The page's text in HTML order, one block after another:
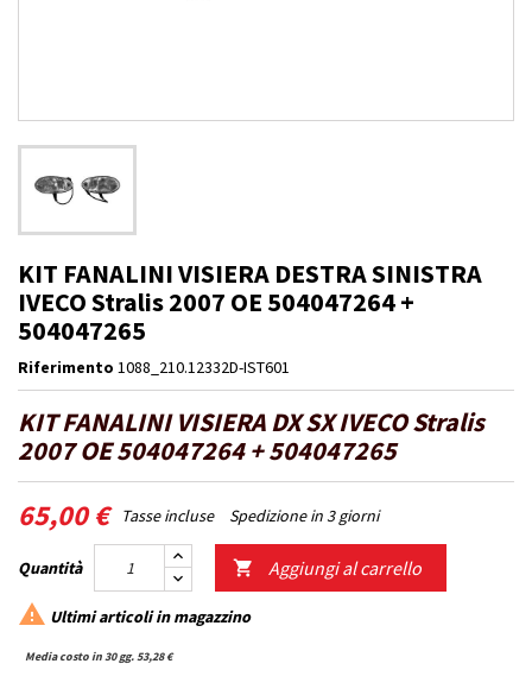
KIT FANALINI VISIERA DESTRA SINISTRA
IVECO Stralis 2007 OE 504047264 +
504047265
Riferimento 1088_210.12332D-IST601
KIT FANALINI VISIERA DX SX IVECO Stralis
2007 OE 504047264 + 504047265
65,00 € Tasse incluse Spedizione in 3 giorni
Quantità  Aggiungi al carrello
 Ultimi articoli in magazzino
Media costo in 30 gg. 53,28 €